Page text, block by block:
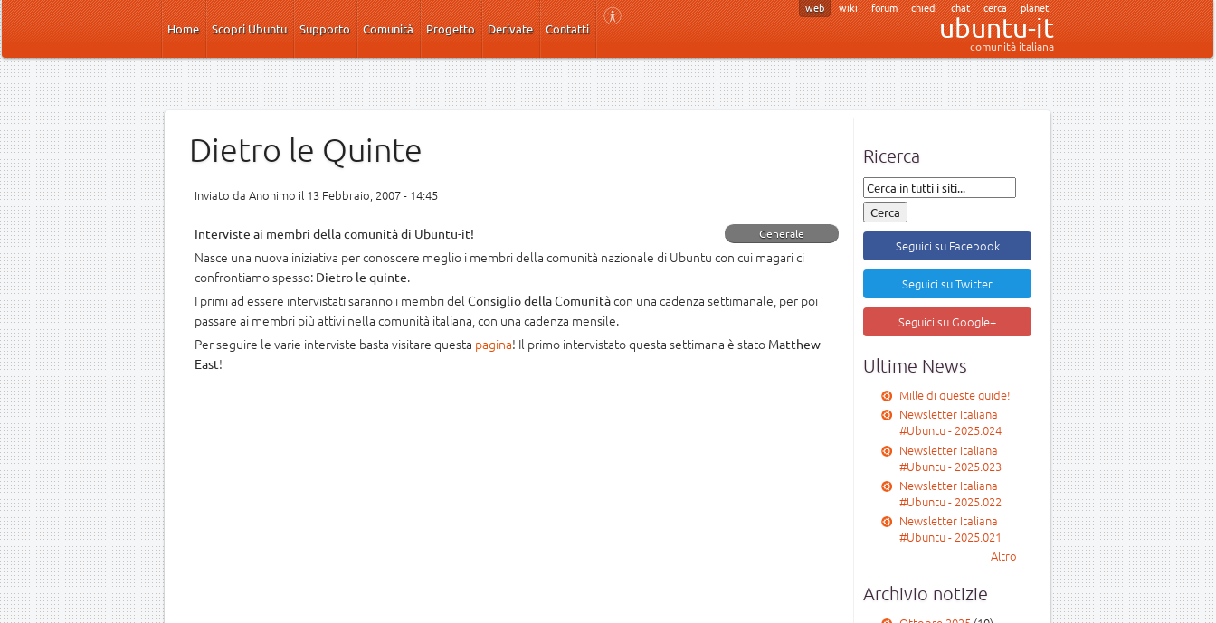
Salta al contenuto principale
Home
Scopri Ubuntu Supporto Comunità Progetto Derivate Contatti
web wiki forum chiedi chat cerca planet
ubuntu-it
comunità italiana
Ricerca
Seguici su Facebook
Seguici su Twitter
Seguici su Google+
Ultime News
Mille di queste guide!
Newsletter Italiana
#Ubuntu - 2025.024
Newsletter Italiana
#Ubuntu - 2025.023
Newsletter Italiana
#Ubuntu - 2025.022
Newsletter Italiana
#Ubuntu - 2025.021
Altro
Archivio notizie
Dietro le Quinte
Inviato da Anonimo il 13 Febbraio, 2007 - 14:45
Generale
Interviste ai membri della comunità di Ubuntu-it!
Nasce una nuova iniziativa per conoscere meglio i membri della comunità nazionale di Ubuntu con cui magari ci
confrontiamo spesso: Dietro le quinte.
I primi ad essere intervistati saranno i membri del Consiglio della Comunitàcon una cadenza settimanale, per poi
passare ai membri più attivi nella comunità italiana, con una cadenza mensile.
Per seguire le varie interviste basta visitare questa pagina! Il primo intervistato questa settimana è stato Matthew
East!